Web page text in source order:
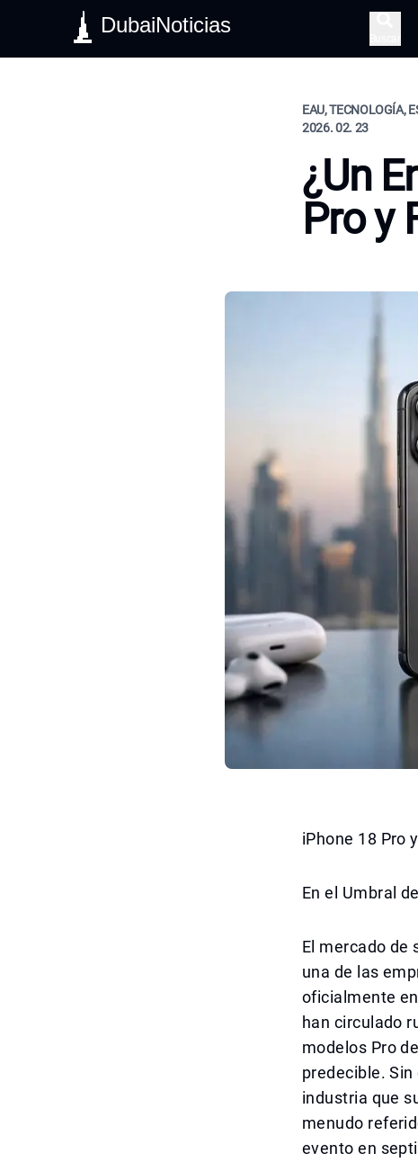
DubaiNoticias
EAU, TECNOLOGÍA,
2026. 02. 23
¿Un
Pro y
iPhone 18 Pro
En el Umbral
El mercado de
una de las
oficialmente
han circulado
modelos Pro
predecible.
industria que
menudo
evento en